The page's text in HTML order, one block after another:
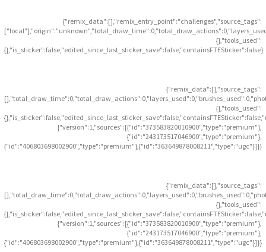
{"remix_data":[],"remix_entry_point":"challenges","source_tags":
{},"tools_used":
{},"is_sticker":false,"edited_since_last_sticker_save":false,"containsFTESticker":false}
{"remix_data":[],"source_tags":
{},"tools_used":
{"version":1,"sources":[{"id":"373583820010900","type":"premium"},
{"id":"243173517046900","type":"premium"},
{"id":"406803698002900","type":"premium"},{"id":"363649878008211","type":"ugc"}]}}
{"remix_data":[],"source_tags":
{},"tools_used":
{"version":1,"sources":[{"id":"373583820010900","type":"premium"},
{"id":"243173517046900","type":"premium"},
{"id":"406803698002900","type":"premium"},{"id":"363649878008211","type":"ugc"}]}}